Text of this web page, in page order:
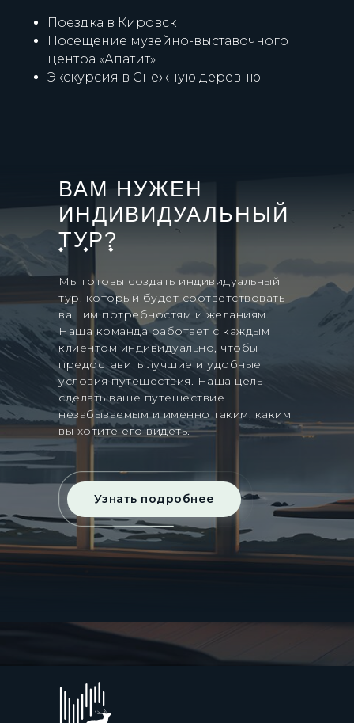
Поездка в Кировск
Посещение музейно-выставочного
центра «Апатит»
Экскурсия в Снежную деревню
Мы готовы создать индивидуальный
тур, который будет соответствовать
вашим потребностям и желаниям.
Наша команда работает с каждым
клиентом индивидуально, чтобы
предоставить лучшие и удобные
условия путешествия. Наша цель -
сделать ваше путешествие
незабываемым и именно таким, каким
вы хотите его видеть.
ВАМ НУЖЕН
ИНДИВИДУАЛЬНЫЙ
ТУР?
Узнать подробнее